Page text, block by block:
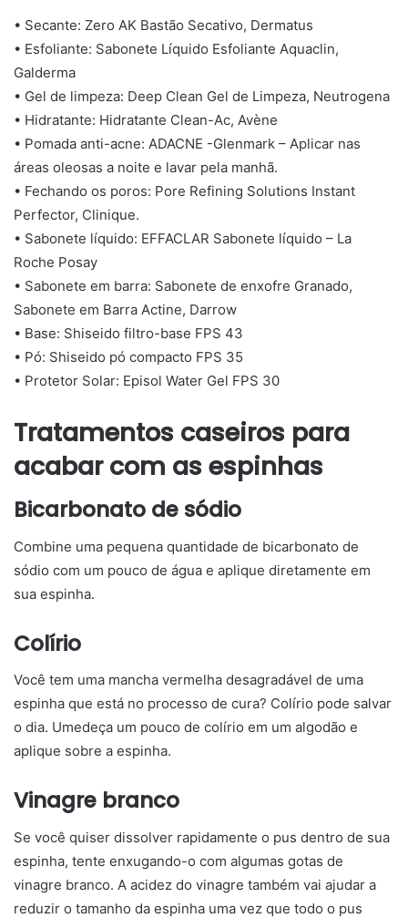
• Secante: Zero AK Bastão Secativo, Dermatus
• Esfoliante: Sabonete Líquido Esfoliante Aquaclin,
Galderma
• Gel de limpeza: Deep Clean Gel de Limpeza, Neutrogena
• Hidratante: Hidratante Clean-Ac, Avène
• Pomada anti-acne: ADACNE -Glenmark – Aplicar nas
áreas oleosas a noite e lavar pela manhã.
• Fechando os poros: Pore Refining Solutions Instant
Perfector, Clinique.
• Sabonete líquido: EFFACLAR Sabonete líquido – La
Roche Posay
• Sabonete em barra: Sabonete de enxofre Granado,
Sabonete em Barra Actine, Darrow
• Base: Shiseido filtro-base FPS 43
• Pó: Shiseido pó compacto FPS 35
• Protetor Solar: Episol Water Gel FPS 30
Tratamentos caseiros para
acabar com as espinhas
Bicarbonato de sódio
Combine uma pequena quantidade de bicarbonato de
sódio com um pouco de água e aplique diretamente em
sua espinha.
Colírio
Você tem uma mancha vermelha desagradável de uma
espinha que está no processo de cura? Colírio pode salvar
o dia. Umedeça um pouco de colírio em um algodão e
aplique sobre a espinha.
Vinagre branco
Se você quiser dissolver rapidamente o pus dentro de sua
espinha, tente enxugando-o com algumas gotas de
vinagre branco. A acidez do vinagre também vai ajudar a
reduzir o tamanho da espinha uma vez que todo o pus